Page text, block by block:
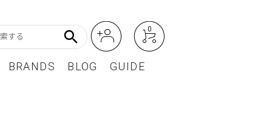
search 0
BRANDS BLOG GUIDE